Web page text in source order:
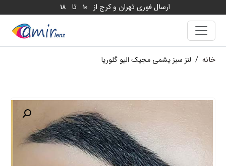
ارسال فوری تهران و کرج از 10 تا 18
خانه / لنز سبز یشمی مجیک الیو گلوریا